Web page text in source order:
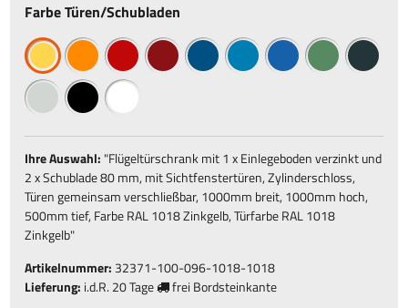
Farbe Türen/Schubladen
Ihre Auswahl: "Flügeltürschrank mit 1 x Einlegeboden verzinkt und
2 x Schublade 80 mm, mit Sichtfenstertüren, Zylinderschloss,
Türen gemeinsam verschließbar, 1000mm breit, 1000mm hoch,
500mm tief, Farbe RAL 1018 Zinkgelb, Türfarbe RAL 1018
Zinkgelb"
Artikelnummer: 32371-100-096-1018-1018
Lieferung: i.d.R. 20 Tage frei Bordsteinkante